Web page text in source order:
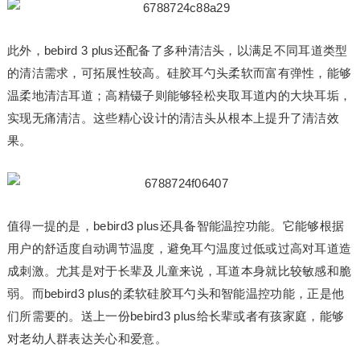
此外，bebird 3 plus还配备了多种清洁头，以满足不同耳道类型
的清洁需求，可拓展性较高。硅胶耳勺头柔软而富有弹性，能够
温柔地清洁耳道；高精镊子则能够轻松夹取耳道内的大块耳垢，
实现无痛清洁。这些精心设计的清洁头从根本上提升了清洁效
果。
值得一提的是，bebird3 plus还具备智能温控功能。它能够根据
用户的舒适度自动调节温度，避免耳勺温度过低或过高对耳道造
成刺激。尤其是对于长辈及儿童来说，耳道本身就比较敏感和脆
弱。而bebird3 plus的柔软硅胶耳勺头和智能温控功能，正是他
们所需要的。送上一份bebird3 plus给长辈或者有孩家庭，能够
对老幼人群表达关心和爱意。